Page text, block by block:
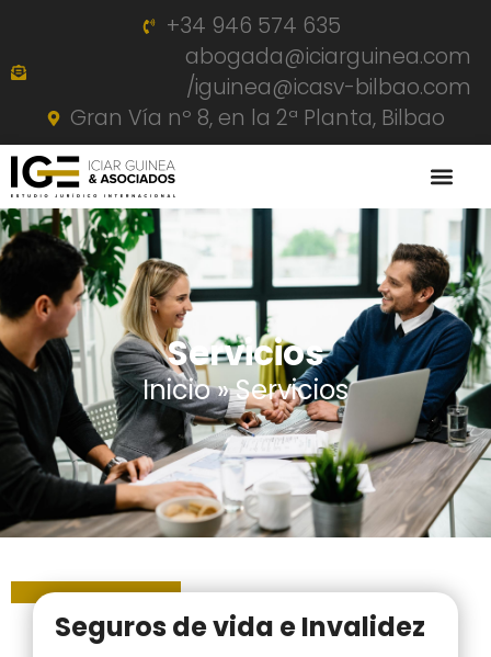
+34 946 574 635
abogada@iciarguinea.com
/iguinea@icasv-bilbao.com
Gran Vía nº 8, en la 2ª Planta, Bilbao
Servicios
Inicio»Servicios
Seguros de vida e Invalidez